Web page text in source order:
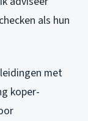
als hun
met
koper-